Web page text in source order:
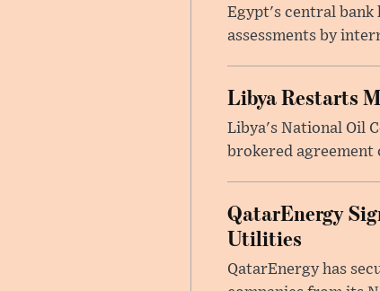
Egypt's central bank
assessments by
Libya Restarts
Libya's National Oil
brokered
QatarEnergy
Utilities
QatarEnergy has